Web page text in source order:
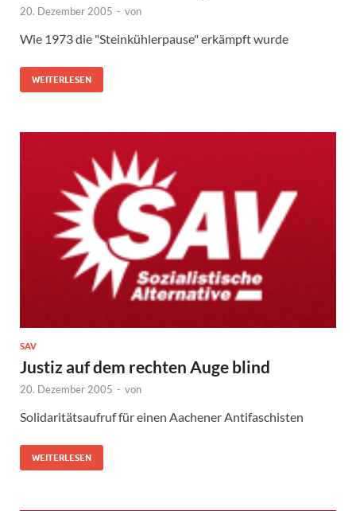
20. Dezember 2005 - von
Wie 1973 die "Steinkühlerpause" erkämpft wurde
WEITERLESEN
SAV
Justiz auf dem rechten Auge blind
20. Dezember 2005 - von
Solidaritätsaufruf für einen Aachener Antifaschisten
WEITERLESEN